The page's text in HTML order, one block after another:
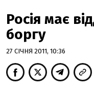
Росія має
боргу
27 СІЧНЯ 2011, 10:36